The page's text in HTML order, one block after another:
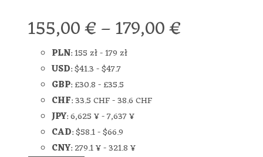
155,00€–179,00€
PLN:155 zł-179 zł
USD:$41.3-$47.7
GBP:£30.8-£35.5
CHF:33.5 CHF-38.6 CHF
JPY:6,625 ¥-7,637 ¥
CAD:$58.1-$66.9
CNY:279.1 ¥-321.8 ¥